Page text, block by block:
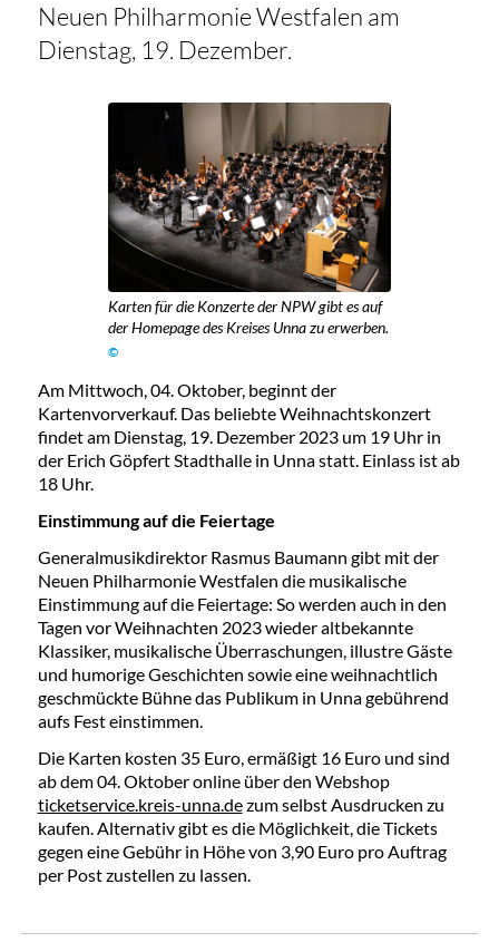
Neuen Philharmonie Westfalen am
Dienstag, 19. Dezember.
Karten für die Konzerte der NPW gibt es auf
der Homepage des Kreises Unna zu erwerben.
©
Am Mittwoch, 04. Oktober, beginnt der
Kartenvorverkauf. Das beliebte Weihnachtskonzert
findet am Dienstag, 19. Dezember 2023 um 19 Uhr in
der Erich Göpfert Stadthalle in Unna statt. Einlass ist ab
18 Uhr.
Einstimmung auf die Feiertage
Generalmusikdirektor Rasmus Baumann gibt mit der
Neuen Philharmonie Westfalen die musikalische
Einstimmung auf die Feiertage: So werden auch in den
Tagen vor Weihnachten 2023 wieder altbekannte
Klassiker, musikalische Überraschungen, illustre Gäste
und humorige Geschichten sowie eine weihnachtlich
geschmückte Bühne das Publikum in Unna gebührend
aufs Fest einstimmen.
Die Karten kosten 35 Euro, ermäßigt 16 Euro und sind
ab dem 04. Oktober online über den Webshop
ticketservice.kreis-unna.dezum selbst Ausdrucken zu
kaufen. Alternativ gibt es die Möglichkeit, die Tickets
gegen eine Gebühr in Höhe von 3,90 Euro pro Auftrag
per Post zustellen zu lassen.